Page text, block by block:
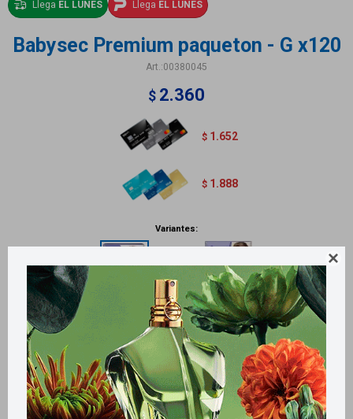

Llega EL LUNES Llega EL LUNES
Babysec Premium paqueton - G x120
00380045
$ 2.360
$ 1.652
$ 1.888
Variantes:
Métodos y costos de envío
Retiros gratuitos en tiendas